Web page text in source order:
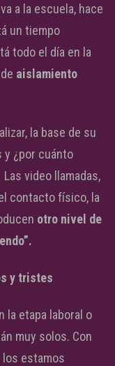
a la escuela, hace
un tiempo
todo el día en la
aislamiento
la base de su
y ¿por cuánto
video llamadas,
contacto físico, la
otro nivel de
y tristes
la etapa laboral o
muy solos. Con
los estamos